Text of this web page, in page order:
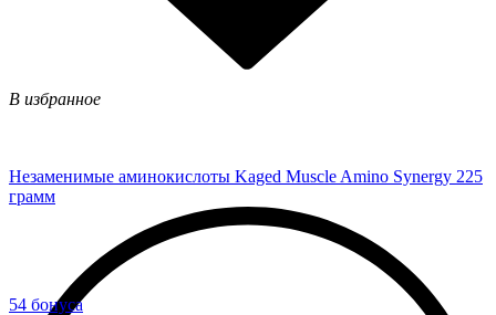
В избранное
Незаменимые аминокислоты Kaged Muscle Amino Synergy 225
грамм
54 бонуса